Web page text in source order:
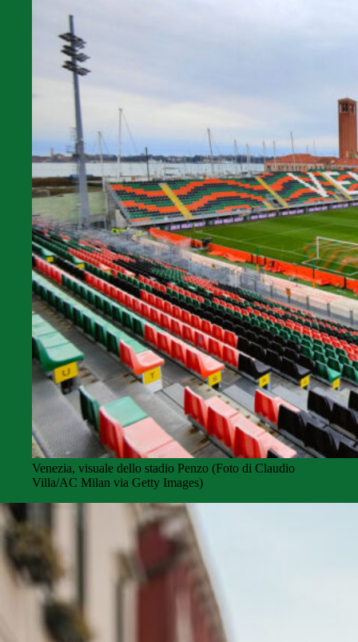
Venezia, visuale dello stadio Penzo (Foto di Claudio
Villa/AC Milan via Getty Images)